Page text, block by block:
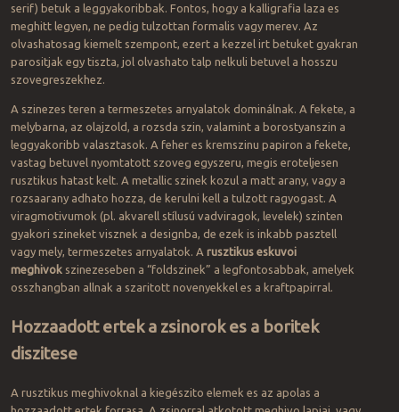
serif) betuk a leggyakoribbak. Fontos, hogy a kalligrafia laza es
meghitt legyen, ne pedig tulzottan formalis vagy merev. Az
olvashatosag kiemelt szempont, ezert a kezzel irt betuket gyakran
parositjak egy tiszta, jol olvashato talp nelkuli betuvel a hosszu
szovegreszekhez.
A szinezes teren a termeszetes arnyalatok dominálnak. A fekete, a
melybarna, az olajzold, a rozsda szin, valamint a borostyanszin a
leggyakoribb valasztasok. A feher es kremszinu papiron a fekete,
vastag betuvel nyomtatott szoveg egyszeru, megis eroteljesen
rusztikus hatast kelt. A metallic szinek kozul a matt arany, vagy a
rozsaarany adhato hozza, de kerulni kell a tulzott ragyogast. A
viragmotivumok (pl. akvarell stílusú vadviragok, levelek) szinten
gyakori szineket visznek a designba, de ezek is inkabb pasztell
vagy mely, termeszetes arnyalatok. A rusztikus eskuvoi
meghivokszinezeseben a “foldszinek” a legfontosabbak, amelyek
osszhangban allnak a szaritott novenyekkel es a kraftpapirral.
Hozzaadott ertek a zsinorok es a boritek
diszitese
A rusztikus meghivoknal a kiegészito elemek es az apolas a